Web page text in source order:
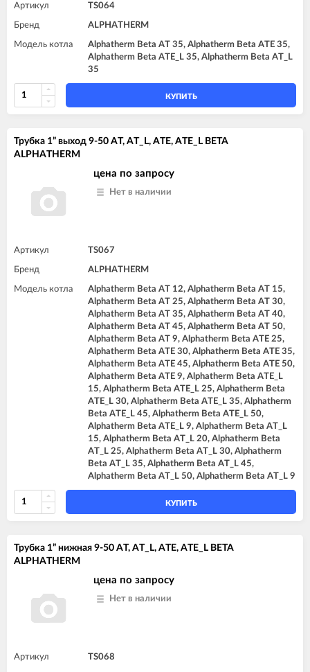
Артикул TS064
Бренд ALPHATHERM
Модель котла
Alphatherm Beta AT 35, Alphatherm Beta ATE 35,
Alphatherm Beta ATE_L 35, Alphatherm Beta AT_L
35
КУПИТЬ
Трубка 1” выход 9-50 AT, AT_L, ATE, ATE_L BETA
ALPHATHERM
цена по запросу
Нет в наличии
Артикул TS067
Бренд ALPHATHERM
Модель котла
Alphatherm Beta AT 12, Alphatherm Beta AT 15,
Alphatherm Beta AT 25, Alphatherm Beta AT 30,
Alphatherm Beta AT 35, Alphatherm Beta AT 40,
Alphatherm Beta AT 45, Alphatherm Beta AT 50,
Alphatherm Beta AT 9, Alphatherm Beta ATE 25,
Alphatherm Beta ATE 30, Alphatherm Beta ATE 35,
Alphatherm Beta ATE 45, Alphatherm Beta ATE 50,
Alphatherm Beta ATE 9, Alphatherm Beta ATE_L
15, Alphatherm Beta ATE_L 25, Alphatherm Beta
ATE_L 30, Alphatherm Beta ATE_L 35, Alphatherm
Beta ATE_L 45, Alphatherm Beta ATE_L 50,
Alphatherm Beta ATE_L 9, Alphatherm Beta AT_L
15, Alphatherm Beta AT_L 20, Alphatherm Beta
AT_L 25, Alphatherm Beta AT_L 30, Alphatherm
Beta AT_L 35, Alphatherm Beta AT_L 45,
Alphatherm Beta AT_L 50, Alphatherm Beta AT_L 9
КУПИТЬ
Трубка 1” нижная 9-50 AT, AT_L, ATE, ATE_L BETA
ALPHATHERM
цена по запросу
Нет в наличии
Артикул TS068